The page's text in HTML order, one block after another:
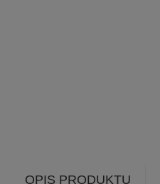
OPIS PRODUKTU